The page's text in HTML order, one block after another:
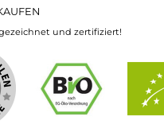
und zertifiziert!